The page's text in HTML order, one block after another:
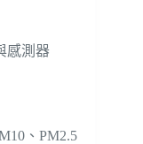
感測器
、PM2.5